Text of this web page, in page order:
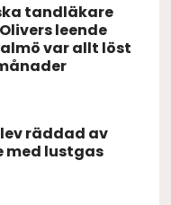
tandläkare
leende
var allt löst
räddad av
lustgas